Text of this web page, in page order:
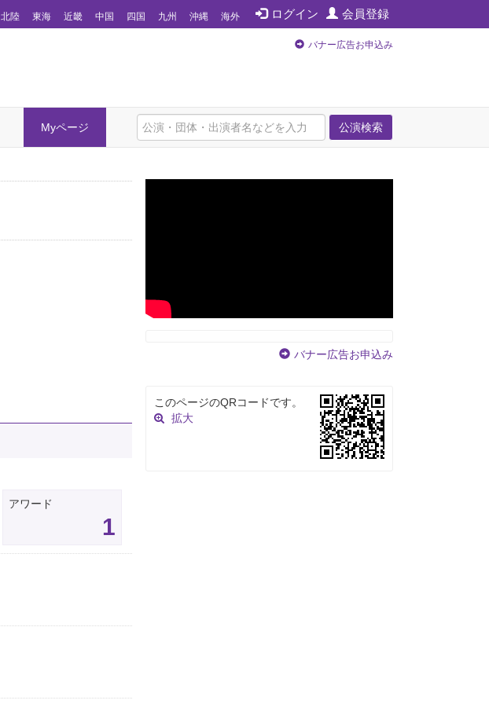
ログイン 会員登録
北陸 東海 近畿 中国 四国 九州 沖縄 海外
バナー広告お申込み
公演検索
Myページ
アワード
1
バナー広告お申込み
このページのQRコードです。
拡大